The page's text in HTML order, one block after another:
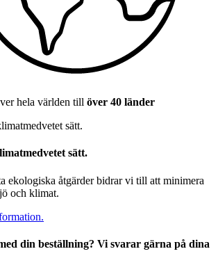
hela världen till över 40 länder
sätt.
ekologiska åtgärder bidrar vi till att minimera
och klimat.
din beställning? Vi svarar gärna på dina